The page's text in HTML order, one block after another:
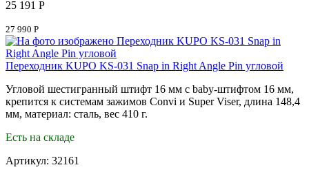
25 191 Р
27 990 Р
Переходник KUPO KS-031 Snap in Right Angle Pin угловой
Угловой шестигранный штифт 16 мм с baby-штифтом 16 мм,
крепится к системам зажимов Convi и Super Viser, длина 148,4
мм, материал: сталь, вес 410 г.
Есть на складе
Артикул: 32161